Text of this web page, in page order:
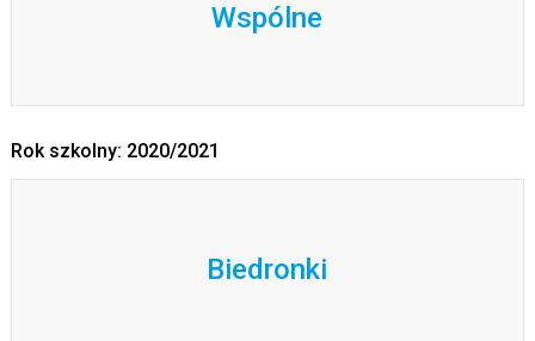
Wspólne
Rok szkolny: 2020/2021
Biedronki